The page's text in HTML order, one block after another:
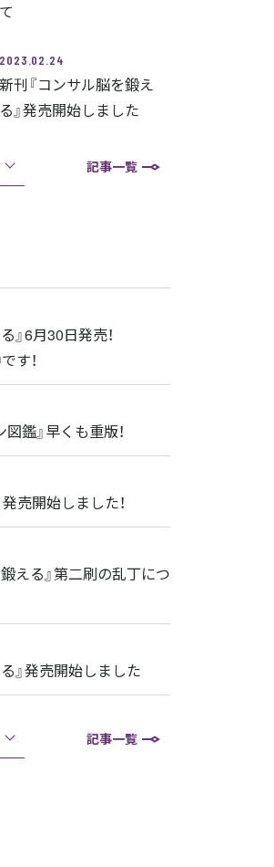
て
2023.02.24
新刊『コンサル脳を鍛え
る』発売開始しました
記事一覧
』6月30日発売！
す！
鑑』早くも重版！
売開始しました！
える』第二刷の乱丁につ
』発売開始しました
記事一覧